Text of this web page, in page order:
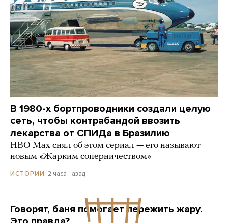
В 1980-х бортпроводники создали целую
сеть, чтобы контрабандой ввозить
лекарства от СПИДа в Бразилию
HBO Max снял об этом сериал — его называют
новым «Жарким соперничеством»
ИСТОРИИ 2 часа назад
Говорят, баня помогает пережить жару.